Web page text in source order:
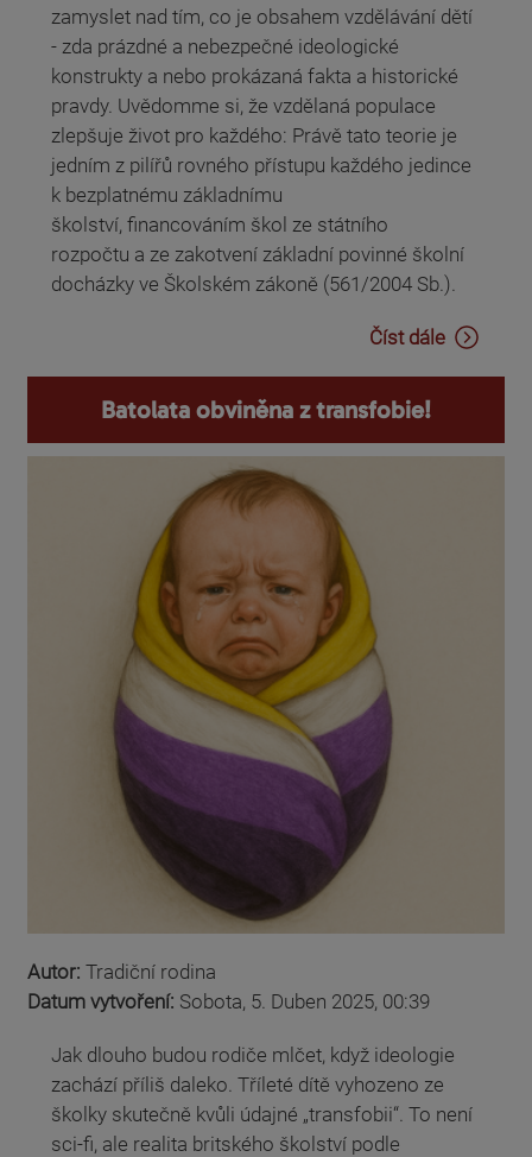
zamyslet nad tím, co je obsahem vzdělávání dětí
- zda prázdné a nebezpečné ideologické
konstrukty a nebo prokázaná fakta a historické
pravdy. Uvědomme si, že vzdělaná populace
zlepšuje život pro každého: Právě tato teorie je
jedním z pilířů rovného přístupu každého jedince
k bezplatnému základnímu
školství, financováním škol ze státního
rozpočtu a ze zakotvení základní povinné školní
docházky ve Školském zákoně (561/2004 Sb.).
Číst dále
Batolata obviněna z transfobie!
Autor: Tradiční rodina
Datum vytvoření: Sobota, 5. Duben 2025, 00:39
Jak dlouho budou rodiče mlčet, když ideologie
zachází příliš daleko. Tříleté dítě vyhozeno ze
školky skutečně kvůli údajné „transfobii“. To není
sci-fi, ale realita britského školství podle